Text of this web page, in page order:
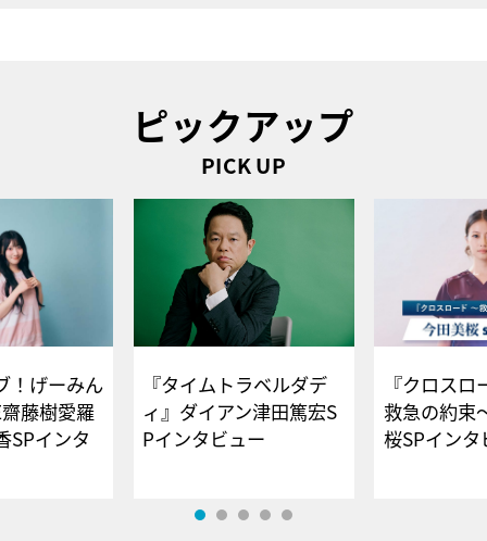
ピックアップ
PICK UP
！げーみん
藤樹愛羅
SPインタ
『タイムトラベルダデ
ィ』ダイアン津田篤宏S
Pインタビュー
『クロス
救急の約束
桜SPイ